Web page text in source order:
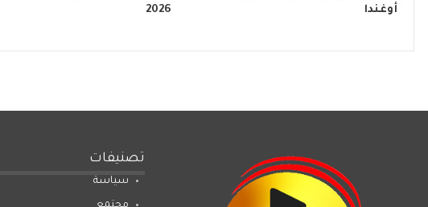
أوغندا
2026
تصنيفات
سياسة